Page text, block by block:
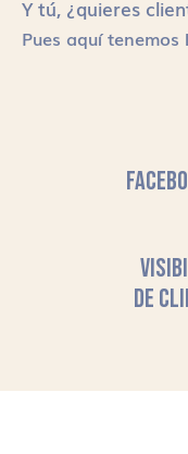
Y tú, ¿quieres
Pues aquí tenemos
DE